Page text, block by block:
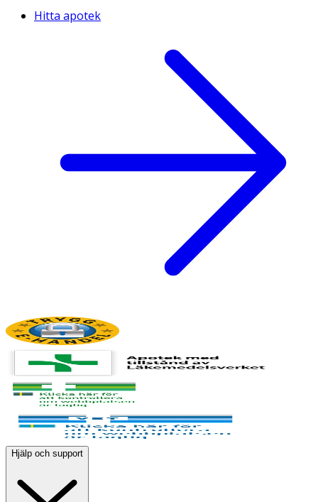
Hitta apotek
Hjälp och support